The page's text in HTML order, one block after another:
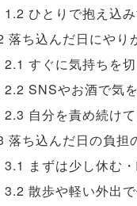
1.2 ひとりで抱え込
落ち込んだ日にやり
2.1 すぐに気持ちを
2.2 SNSやお酒で気
2.3 自分を責め続け
落ち込んだ日の負担
3.1 まずは少し休む
3.2 散歩や軽い外出